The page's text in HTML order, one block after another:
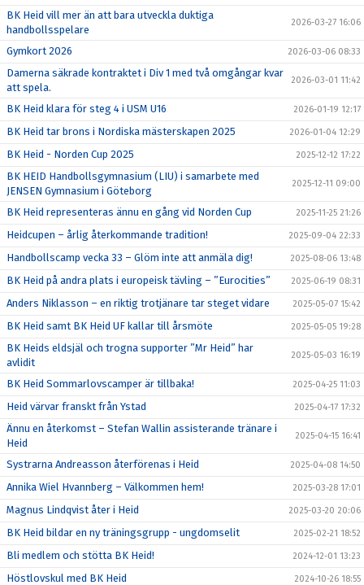
BK Heid vill mer än att bara utveckla duktiga
handbollsspelare
2026-03-27 16:06
Gymkort 2026 2026-03-06 08:33
Damerna säkrade kontraktet i Div 1 med två omgångar kvar
att spela.
2026-03-01 11:42
BK Heid klara för steg 4 i USM U16 2026-01-19 12:17
BK Heid tar brons i Nordiska mästerskapen 2025 2026-01-04 12:29
BK Heid - Norden Cup 2025 2025-12-12 17:22
BK HEID Handbollsgymnasium (LIU) i samarbete med
JENSEN Gymnasium i Göteborg
2025-12-11 09:00
BK Heid representeras ännu en gång vid Norden Cup 2025-11-25 21:26
Heidcupen – årlig återkommande tradition! 2025-09-04 22:33
Handbollscamp vecka 33 – Glöm inte att anmäla dig! 2025-08-06 13:48
BK Heid på andra plats i europeisk tävling – ”Eurocities” 2025-06-19 08:31
Anders Niklasson – en riktig trotjänare tar steget vidare 2025-05-07 15:42
BK Heid samt BK Heid UF kallar till årsmöte 2025-05-05 19:28
BK Heids eldsjäl och trogna supporter ”Mr Heid” har
avlidit
2025-05-03 16:19
BK Heid Sommarlovscamper är tillbaka! 2025-04-25 11:03
Heid värvar franskt från Ystad 2025-04-17 17:32
Ännu en återkomst – Stefan Wallin assisterande tränare i
Heid
2025-04-15 16:41
Systrarna Andreasson återförenas i Heid 2025-04-08 14:50
Annika Wiel Hvannberg – Välkommen hem! 2025-03-28 17:01
Magnus Lindqvist åter i Heid 2025-03-20 20:06
BK Heid bildar en ny träningsgrupp - ungdomselit 2025-02-21 18:52
Bli medlem och stötta BK Heid! 2024-12-01 13:23
Höstlovskul med BK Heid 2024-10-26 18:55